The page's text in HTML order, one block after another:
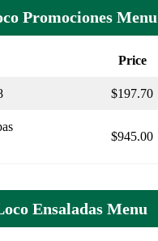
Promociones Menu
Price
$197.70
$945.00
Ensaladas Menu